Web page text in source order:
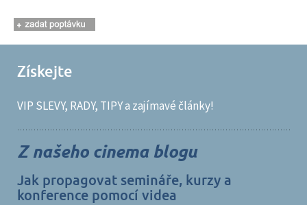
Získejte
VIP SLEVY, RADY, TIPY a zajímavé články!
Z našeho cinema blogu
Jak propagovat semináře, kurzy a
konference pomocí videa